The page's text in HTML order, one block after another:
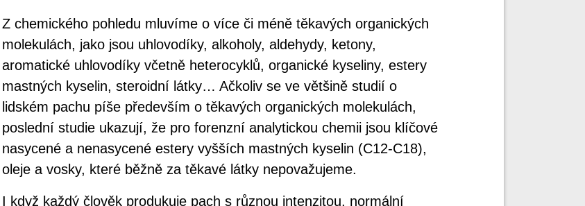
Z chemického pohledu mluvíme o více či méně těkavých organických
molekulách, jako jsou uhlovodíky, alkoholy, aldehydy, ketony,
aromatické uhlovodíky včetně heterocyklů, organické kyseliny, estery
mastných kyselin, steroidní látky… Ačkoliv se ve většině studií o
lidském pachu píše především o těkavých organických molekulách,
poslední studie ukazují, že pro forenzní analytickou chemii jsou klíčové
nasycené a nenasycené estery vyšších mastných kyselin (C12-C18),
oleje a vosky, které běžně za těkavé látky nepovažujeme.
I když každý člověk produkuje pach s různou intenzitou, normální